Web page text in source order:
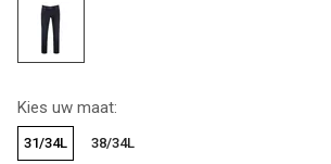
Kies uw maat:
31/34L 38/34L